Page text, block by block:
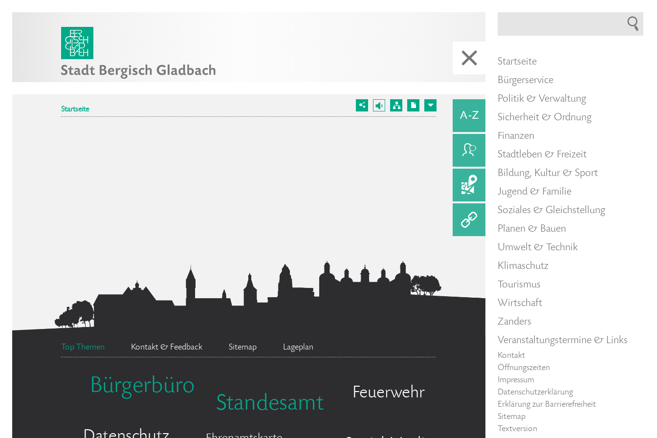
Startseite
Top Themen Kontakt & Feedback Sitemap Lageplan
Bürgerbüro
Standesamt Feuerwehr
Startseite
Bürgerservice
Politik & Verwaltung
Sicherheit & Ordnung
Finanzen
Stadtleben & Freizeit
Bildung, Kultur & Sport
Jugend & Familie
Soziales & Gleichstellung
Planen & Bauen
Umwelt & Technik
Klimaschutz
Tourismus
Wirtschaft
Zanders
Veranstaltungstermine & Links
Kontakt
Öffnungszeiten
Impressum
Datenschutzerklärung
Erklärung zur Barrierefreiheit
Sitemap
Textversion